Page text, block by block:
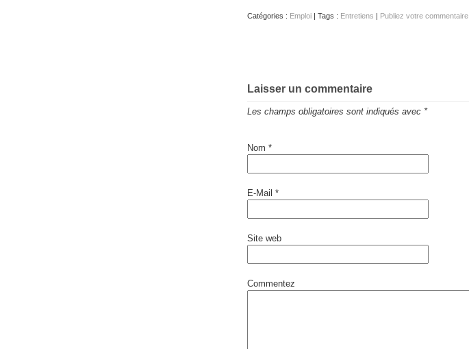
Catégories : Emploi| Tags : Entretiens | Publiez votre commentaire
Laisser un commentaire
Les champs obligatoires sont indiqués avec *
Nom *
E-Mail *
Site web
Commentez